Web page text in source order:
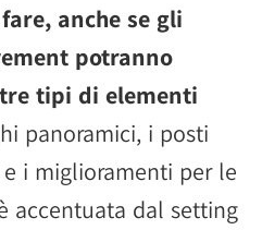
anche se gli
potranno
tipi di elementi
panoramici, i posti
i miglioramenti per le
accentuata dal setting